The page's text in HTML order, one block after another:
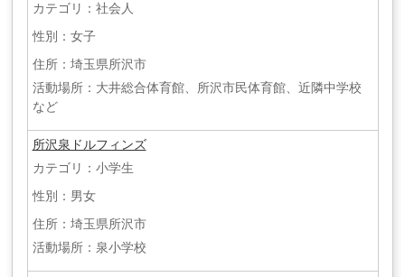
カテゴリ：社会人
性別：女子
住所：埼玉県所沢市
活動場所：大井総合体育館、所沢市民体育館、近隣中学校
など
所沢泉ドルフィンズ
カテゴリ：小学生
性別：男女
住所：埼玉県所沢市
活動場所：泉小学校